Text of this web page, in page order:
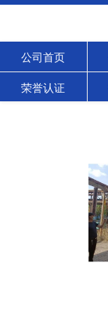
公司首页
荣誉认证